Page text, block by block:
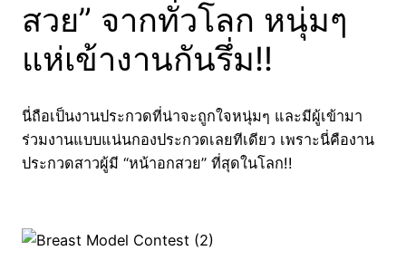
สวย” จากทั่วโลก หนุ่มๆ
แห่เข้างานกันรึ่ม!!
นี่ถือเป็นงานประกวดที่น่าจะถูกใจหนุ่มๆ และมีผู้เข้ามา
ร่วมงานแบบแน่นกองประกวดเลยทีเดียว เพราะนี่คืองาน
ประกวดสาวผู้มี “หน้าอกสวย” ที่สุดในโลก!!